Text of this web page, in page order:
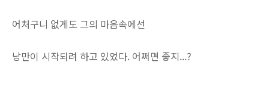
어처구니 없게도 그의 마음속에선
낭만이 시작되려 하고 있었다. 어쩌면 좋지...?